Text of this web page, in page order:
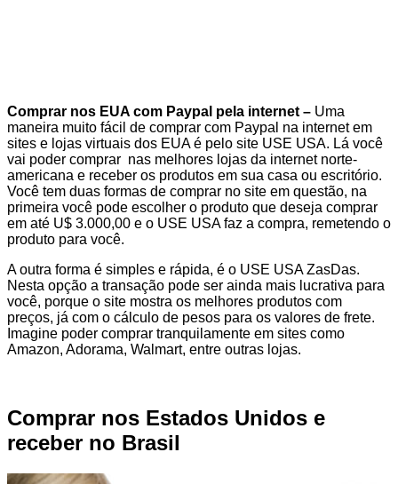
Comprar nos EUA com Paypal pela internet – Uma
maneira muito fácil de comprar com Paypal na internet em
sites e lojas virtuais dos EUA é pelo site USE USA. Lá você
vai poder comprar nas melhores lojas da internet norte-
americana e receber os produtos em sua casa ou escritório.
Você tem duas formas de comprar no site em questão, na
primeira você pode escolher o produto que deseja comprar
em até U$ 3.000,00 e o USE USA faz a compra, remetendo o
produto para você.
A outra forma é simples e rápida, é o USE USA ZasDas.
Nesta opção a transação pode ser ainda mais lucrativa para
você, porque o site mostra os melhores produtos com
preços, já com o cálculo de pesos para os valores de frete.
Imagine poder comprar tranquilamente em sites como
Amazon, Adorama, Walmart, entre outras lojas.
Comprar nos Estados Unidos e
receber no Brasil